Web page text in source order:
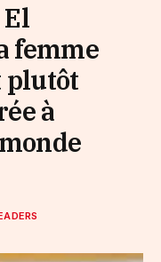
femme
plutôt
à